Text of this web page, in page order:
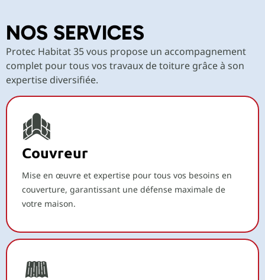
NOS SERVICES
Protec Habitat 35 vous propose un accompagnement
complet pour tous vos travaux de toiture grâce à son
expertise diversifiée.
Couvreur
Mise en œuvre et expertise pour tous vos besoins en
couverture, garantissant une défense maximale de
votre maison.